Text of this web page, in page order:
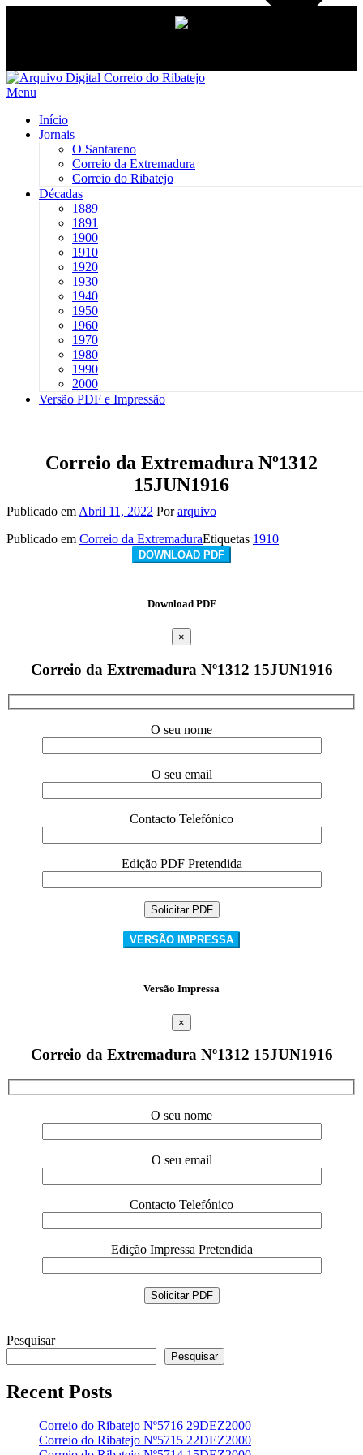
Saltar
para
Menu
Início
Jornais
O Santareno
Correio da Extremadura
Correio do Ribatejo
Décadas
1889
1891
1900
1910
1920
1930
1940
1950
1960
1970
1980
1990
2000
Versão PDF e Impressão
Correio da Extremadura Nº1312
15JUN1916
Publicado em Abril 11, 2022 Porarquivo
Publicado em Correio da ExtremaduraEtiquetas 1910
DOWNLOAD PDF
Download PDF
×
Correio da Extremadura Nº1312 15JUN1916
O seu nome
O seu email
Contacto Telefónico
Edição PDF Pretendida
VERSÃO IMPRESSA
Versão Impressa
×
Correio da Extremadura Nº1312 15JUN1916
O seu nome
O seu email
Contacto Telefónico
Edição Impressa Pretendida
Pesquisar
Pesquisar
Recent Posts
Correio do Ribatejo Nº5716 29DEZ2000
Correio do Ribatejo Nº5715 22DEZ2000